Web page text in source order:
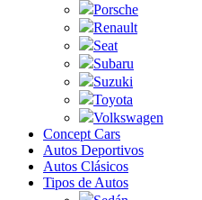
Porsche
Renault
Seat
Subaru
Suzuki
Toyota
Volkswagen
Concept Cars
Autos Deportivos
Autos Clásicos
Tipos de Autos